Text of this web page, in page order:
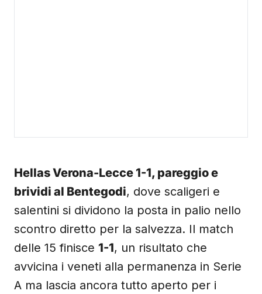
Hellas Verona-Lecce 1-1, pareggio e
brividi al Bentegodi, dove scaligeri e
salentini si dividono la posta in palio nello
scontro diretto per la salvezza. Il match
delle 15 finisce 1-1, un risultato che
avvicina i veneti alla permanenza in Serie
A ma lascia ancora tutto aperto per i